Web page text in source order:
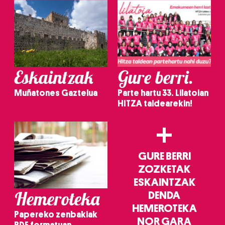
Eskaintzak
Muñatones Gaztelua
Gure berri.
Parte hartu 33. Lilatoian
HITZA taldearekin!
Hemeroteka
Papereko zenbakiak
+
GURE BERRI
ZOZKETAK
ESKAINTZAK
DENDA
HEMEROTEKA
NOR GARA